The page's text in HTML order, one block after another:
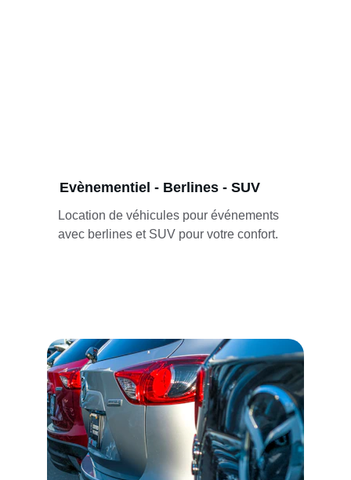
Evènementiel - Berlines - SUV
Location de véhicules pour événements
avec berlines et SUV pour votre confort.